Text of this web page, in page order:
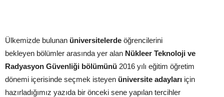
Ülkemizde bulunan üniversitelerde öğrencilerini
bekleyen bölümler arasında yer alan Nükleer Teknoloji ve
Radyasyon Güvenliği bölümünü 2016 yılı eğitim öğretim
dönemi içerisinde seçmek isteyen üniversite adayları için
hazırladığımız yazıda bir önceki sene yapılan tercihler